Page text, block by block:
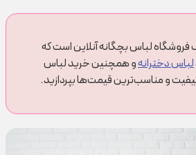
فروشگاه لباس بچگانه آنلاین است که
لباس دخترانهو همچنین خرید لباس
و مناسب‌ترین قیمت‌ها بپردازید.